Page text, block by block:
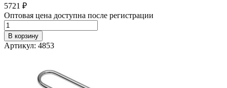
5721 ₽
Оптовая цена доступна после регистрации
В корзину
Артикул: 4853